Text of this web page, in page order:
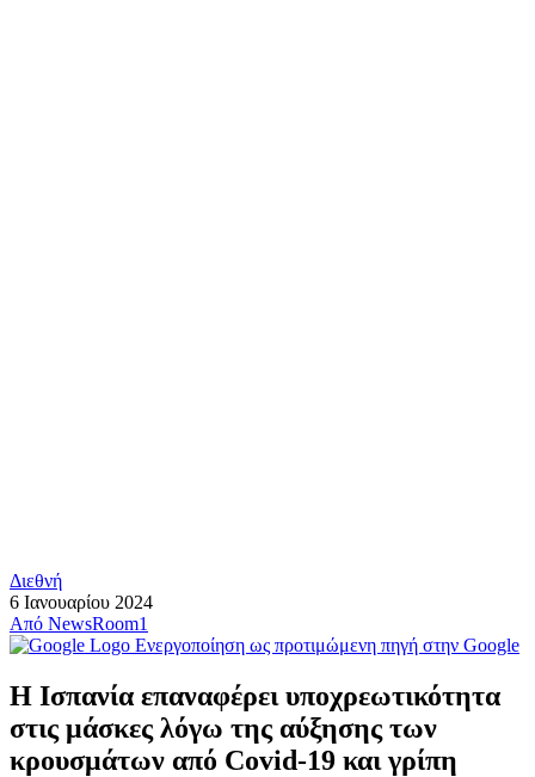
Διεθνή
6 Ιανουαρίου 2024
Από NewsRoom1
Ενεργοποίηση ως προτιμώμενη πηγή στην Google
Η Ισπανία επαναφέρει υποχρεωτικότητα
στις μάσκες λόγω της αύξησης των
κρουσμάτων από Covid-19 και γρίπη